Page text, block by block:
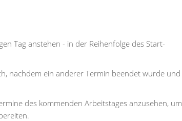
Tag anstehen - in der Reihenfolge des Start-
nachdem ein anderer Termin beendet wurde und
des kommenden Arbeitstages anzusehen, um